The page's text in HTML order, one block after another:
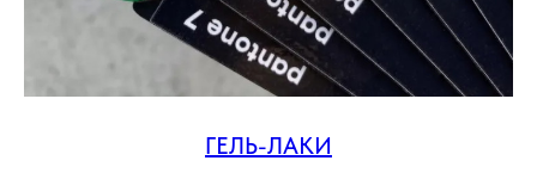
ГЕЛЬ-ЛАКИ